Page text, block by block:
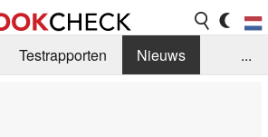
Testrapporten
Nieuws
...